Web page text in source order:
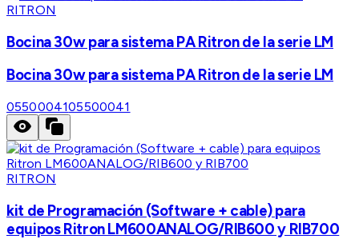
RITRON
Bocina 30w para sistema PA Ritron de la serie LM
Bocina 30w para sistema PA Ritron de la serie LM
0550004105500041
RITRON
kit de Programación (Software + cable) para
equipos Ritron LM600ANALOG/RIB600 y RIB700